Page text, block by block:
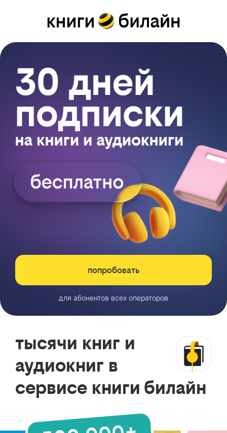
попробовать
для абонентов всех операторов
тысячи книг и
аудиокниг в
сервисе книги билайн